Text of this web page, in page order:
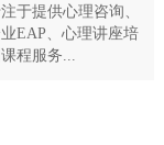
于提供心理咨询、
EAP、心理讲座培
程服务...